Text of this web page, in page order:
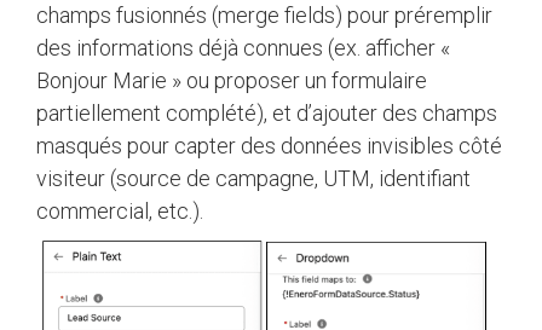
champs fusionnés (merge fields) pour préremplir
des informations déjà connues (ex. afficher «
Bonjour Marie » ou proposer un formulaire
partiellement complété), et d’ajouter des champs
masqués pour capter des données invisibles côté
visiteur (source de campagne, UTM, identifiant
commercial, etc.).